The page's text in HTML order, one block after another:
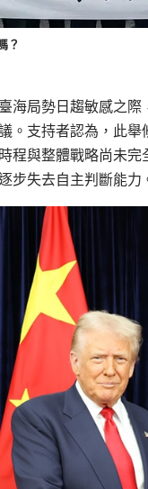
？
海局勢日趨敏感之
。支持者認為，此
程與整體戰略尚未
步失去自主判斷能力